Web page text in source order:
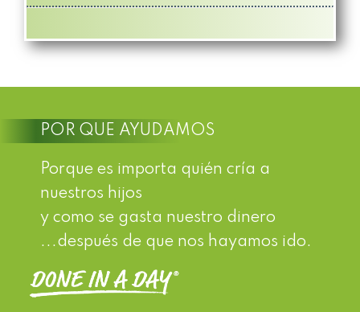
POR QUE AYUDAMOS
Porque es importa quién cría a
nuestros hijos
y como se gasta nuestro dinero
...después de que nos hayamos ido.